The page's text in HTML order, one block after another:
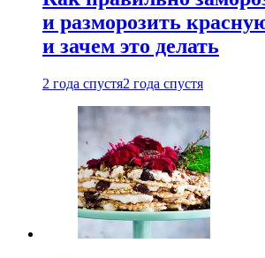
и разморозить
и зачем это делать
2 года спустя2 года спустя